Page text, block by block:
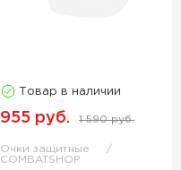
Товар в наличии
955 руб. 1 590 руб.
Очки защитные
COMBATSHOP